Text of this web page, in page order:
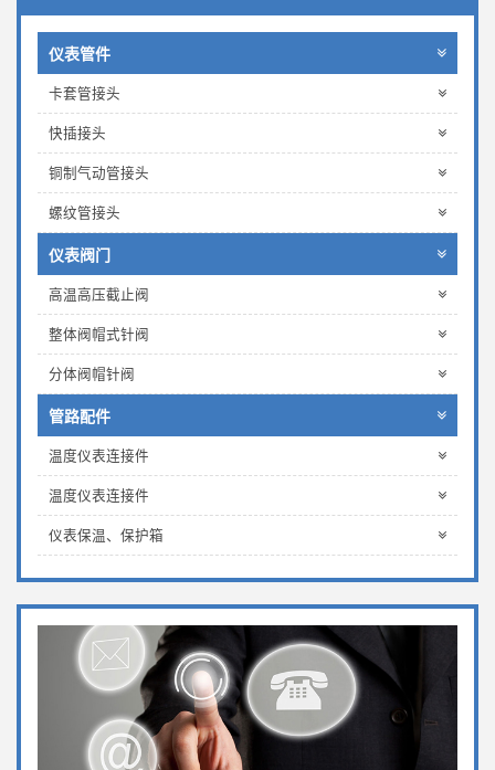
仪表管件
卡套管接头
快插接头
铜制气动管接头
螺纹管接头
仪表阀门
高温高压截止阀
整体阀帽式针阀
分体阀帽针阀
管路配件
温度仪表连接件
温度仪表连接件
仪表保温、保护箱